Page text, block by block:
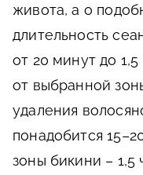
живота, а о
длительность
от 20 минут до
от выбранной
удаления
понадобится
зоны бикини – 1,5